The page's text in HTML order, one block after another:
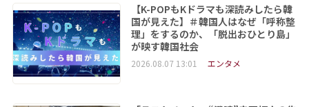
【K-POPもKドラマも深読みしたら韓
国が見えた】＃韓国人はなぜ「呼称整
理」をするのか、「脱出おひとり島」
が映す韓国社会
2026.08.07 13:01 エンタメ